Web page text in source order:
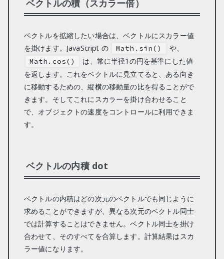
ベクトルの積（スカラー倍）
ベクトルを拡縮したい場合は、ベクトルにスカラー値
を掛けます。JavaScript の
Math.sin() や、
Math.cos()
は、常に半径1の円を基準にした値
を返します。これをベクトルに見立てると、ある向き
に移動するための、縦横の移動量の比を得ることがで
きます。そしてこれにスカラーを掛け合わせること
で、オブジェクトの速度をコントロールに利用できま
す。
ベクトルの内積 dot
ベクトルの内積はどの次元のベクトルでも同じように
求めることができますが、異なる次元のベクトル同士
では計算することはできません。ベクトル同士を掛け
合わせて、そのすべてを合算します。計算結果はスカ
ラー値になります。